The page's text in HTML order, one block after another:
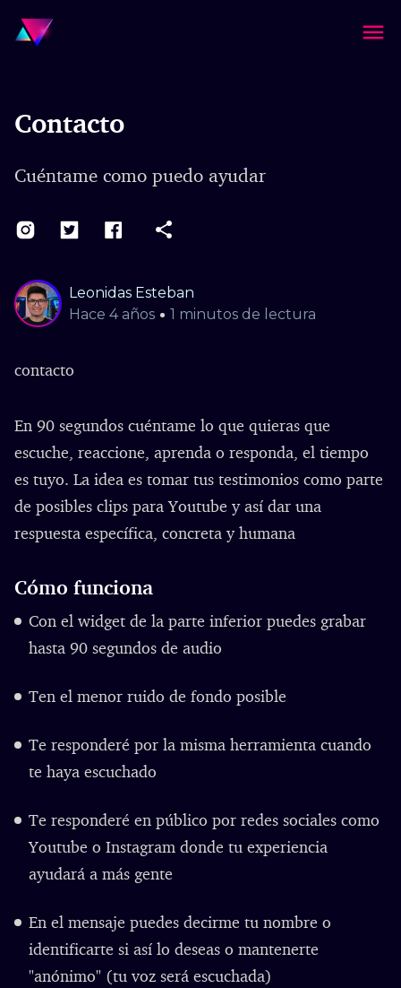
Contacto
Cuéntame como puedo ayudar
Leonidas Esteban
Hace 4 años 1 minutos de lectura
contacto
En 90 segundos cuéntame lo que quieras que
escuche, reaccione, aprenda o responda, el tiempo
es tuyo. La idea es tomar tus testimonios como parte
de posibles clips para Youtube y así dar una
respuesta específica, concreta y humana
Cómo funciona
Con el widget de la parte inferior puedes grabar
hasta 90 segundos de audio
Ten el menor ruido de fondo posible
Te responderé por la misma herramienta cuando
te haya escuchado
Te responderé en público por redes sociales como
Youtube o Instagram donde tu experiencia
ayudará a más gente
En el mensaje puedes decirme tu nombre o
identificarte si así lo deseas o mantenerte
"anónimo" (tu voz será escuchada)